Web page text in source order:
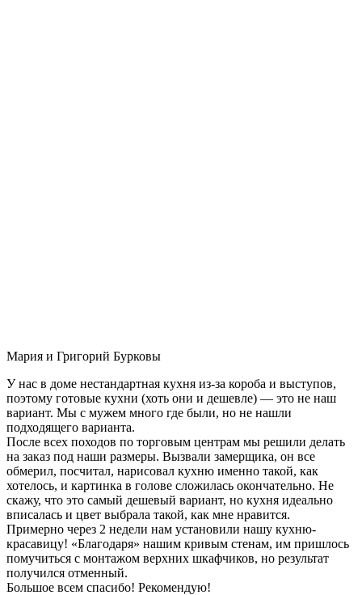
Мария и Григорий Бурковы
У нас в доме нестандартная кухня из-за короба и выступов,
поэтому готовые кухни (хоть они и дешевле) — это не наш
вариант. Мы с мужем много где были, но не нашли
подходящего варианта.
После всех походов по торговым центрам мы решили делать
на заказ под наши размеры. Вызвали замерщика, он все
обмерил, посчитал, нарисовал кухню именно такой, как
хотелось, и картинка в голове сложилась окончательно. Не
скажу, что это самый дешевый вариант, но кухня идеально
вписалась и цвет выбрала такой, как мне нравится.
Примерно через 2 недели нам установили нашу кухню-
красавицу! «Благодаря» нашим кривым стенам, им пришлось
помучиться с монтажом верхних шкафчиков, но результат
получился отменный.
Большое всем спасибо! Рекомендую!